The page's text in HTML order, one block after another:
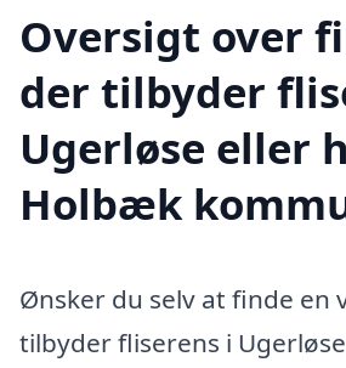
Oversigt over
der tilbyder
Ugerløse eller
Holbæk
Ønsker du selv at finde en
tilbyder fliserens i